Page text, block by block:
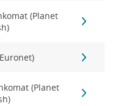
(Planet
(Planet